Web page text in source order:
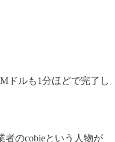
ドルも1分ほどで完了し
者のcobieという人物が